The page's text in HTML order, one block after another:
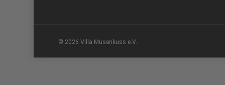
© 2026 Villa Musenkuss e.V..